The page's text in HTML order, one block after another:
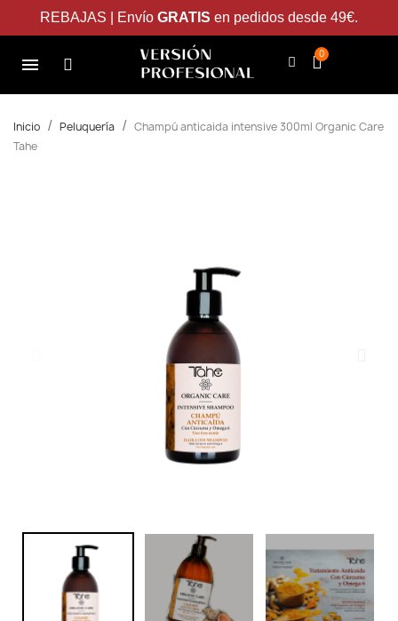
REBAJAS | Envío GRATIS en pedidos desde 49€.
Inicio Peluquería
Champú anticaida intensive 300ml Organic Care
Tahe